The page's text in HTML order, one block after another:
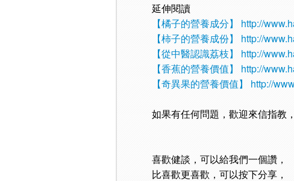
延伸閱讀
【橘子的營養成分】
http://
【柿子的營養成份】
http://
【從中醫認識荔枝】
http://
【香蕉的營養價值】
http://
【奇異果的營養價值】
http://
如果有任何問題，歡迎來信指教
喜歡健談，可以給我們一個讚，
比喜歡更喜歡，可以按下分享，